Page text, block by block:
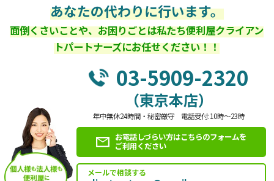
あなたの代わりに行います。
面倒くさいことや、お困りごとは私たち便利屋クライアン
トパートナーズにお任せください！！
03-5909-2320
（東京本店）
年中無休24時間・秘密厳守 電話受付:10時～23時
お電話しづらい方はこちらのフォームを
ご利用ください
メールで相談する